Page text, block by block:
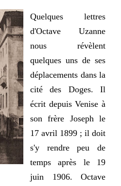
Quelques lettres
d'Octave Uzanne
nous révèlent
quelques uns de ses
déplacements dans la
cité des Doges. Il
écrit depuis Venise à
son frère Joseph le
17 avril 1899 ; il doit
s'y rendre peu de
temps après le 19
juin 1906. Octave